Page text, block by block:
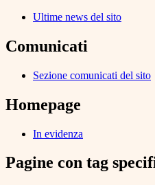
Ultime news del sito
Comunicati
Sezione comunicati del sito
Homepage
In evidenza
Pagine con tag